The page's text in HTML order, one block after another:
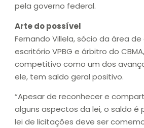
pela governo federal.
Arte do possível
Fernando Villela, sócio da área
escritório VPBG e árbitro do
competitivo como um dos
ele, tem saldo geral positivo.
“Apesar de reconhecer e
alguns aspectos da lei, o saldo é
lei de licitações deve ser